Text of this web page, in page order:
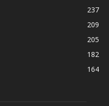
237
209
205
182
164